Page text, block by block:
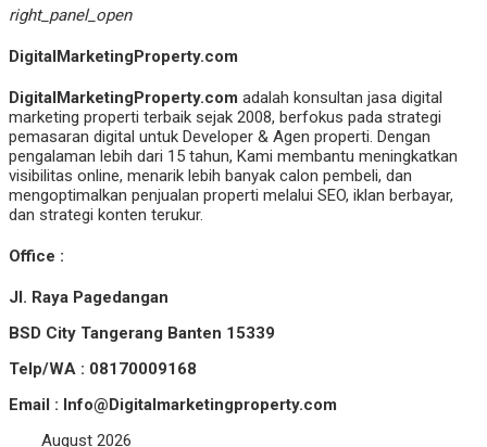
right_panel_open
DigitalMarketingProperty.com
DigitalMarketingProperty.com adalah konsultan jasa digital
marketing properti terbaik sejak 2008, berfokus pada strategi
pemasaran digital untuk Developer & Agen properti. Dengan
pengalaman lebih dari 15 tahun, Kami membantu meningkatkan
visibilitas online, menarik lebih banyak calon pembeli, dan
mengoptimalkan penjualan properti melalui SEO, iklan berbayar,
dan strategi konten terukur.
Office :
Jl. Raya Pagedangan
BSD City Tangerang Banten 15339
Telp/WA : 08170009168
Email : Info@Digitalmarketingproperty.com
August 2026